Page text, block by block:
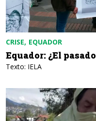
CRISE EQUADOR
Equador: ¿El
Texto: IELA